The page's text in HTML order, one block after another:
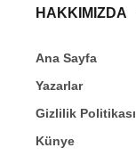
HAKKIMIZDA
Ana Sayfa
Yazarlar
Gizlilik Politikası
Künye